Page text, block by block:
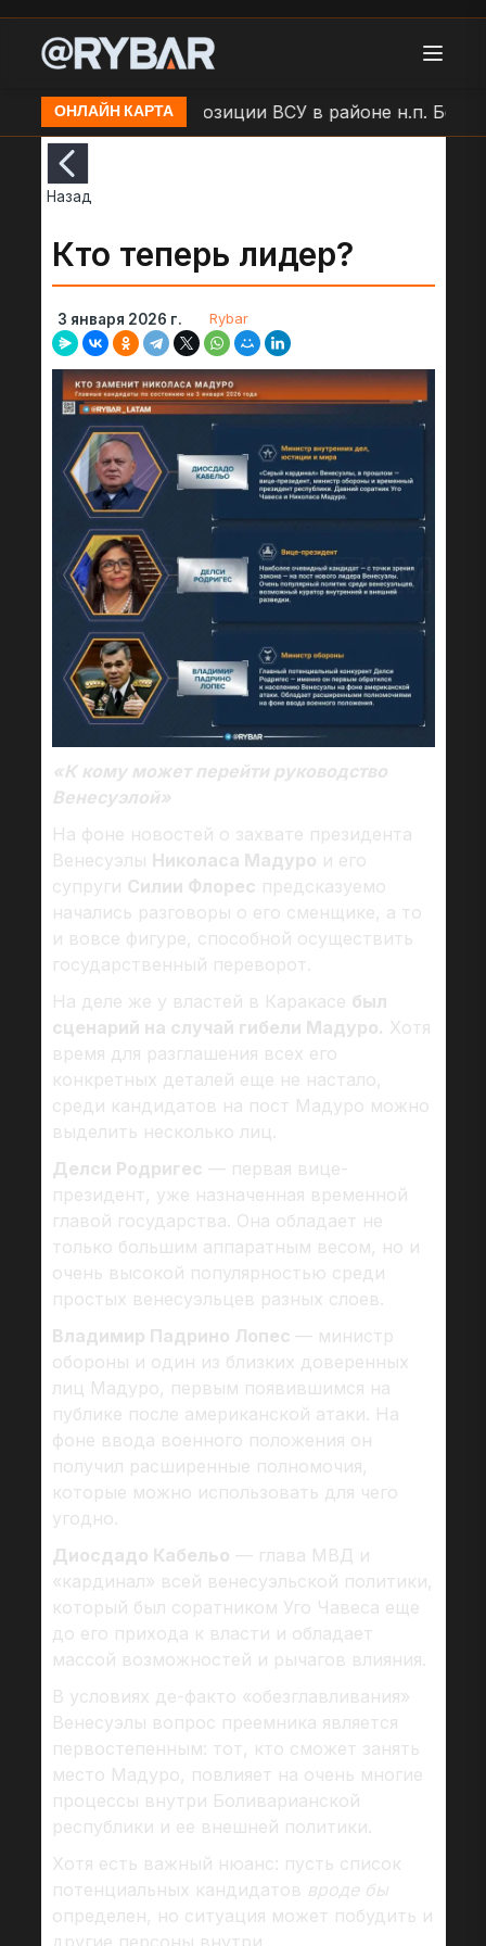
ОНЛАЙН КАРТА
Удар БЛА по позиции ВСУ в районе н.п. Большая
Назад
Кто теперь лидер?
3 января 2026 г. Rybar
«К кому может перейти руководство
Венесуэлой»
На фоне новостей о захвате президента
Венесуэлы Николаса Мадуро и его
супруги Силии Флорес предсказуемо
начались разговоры о его сменщике, а то
и вовсе фигуре, способной осуществить
государственный переворот.
На деле же у властей в Каракасе был
сценарий на случай гибели Мадуро. Хотя
время для разглашения всех его
конкретных деталей еще не настало,
среди кандидатов на пост Мадуро можно
выделить несколько лиц.
Делси Родригес — первая вице-
президент, уже назначенная временной
главой государства. Она обладает не
только большим аппаратным весом, но и
очень высокой популярностью среди
простых венесуэльцев разных слоев.
Владимир Падрино Лопес — министр
обороны и один из близких доверенных
лиц Мадуро, первым появившимся на
публике после американской атаки. На
фоне ввода военного положения он
получил расширенные полномочия,
которые можно использовать для чего
угодно.
Диосдадо Кабельо — глава МВД и
«кардинал» всей венесуэльской политики,
который был соратником Уго Чавеса еще
до его прихода к власти и обладает
массой возможностей и рычагов влияния.
В условиях де-факто «обезглавливания»
Венесуэлы вопрос преемника является
первостепенным: тот, кто сможет занять
место Мадуро, повлияет на очень многие
процессы внутри Боливарианской
республики и ее внешней политики.
Хотя есть важный нюанс: пусть список
потенциальных кандидатов вроде бы
определен, но ситуация может побудить и